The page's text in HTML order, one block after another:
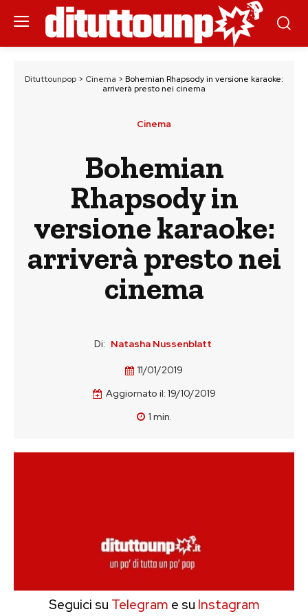
Dituttounpop > Cinema > Bohemian Rhapsody in versione karaoke:
arriverà presto nei cinema
Cinema
Bohemian
Rhapsody in
versione karaoke:
arriverà presto nei
cinema
Di: Natasha Nussenblatt
11/01/2019
Aggiornato il: 19/10/2019
1 min.
Seguici su Telegram e su Instagram